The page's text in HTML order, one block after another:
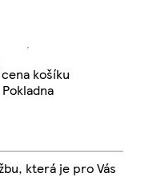
Aktuální cena košíku
košíku
Pokladna
která je pro Vás